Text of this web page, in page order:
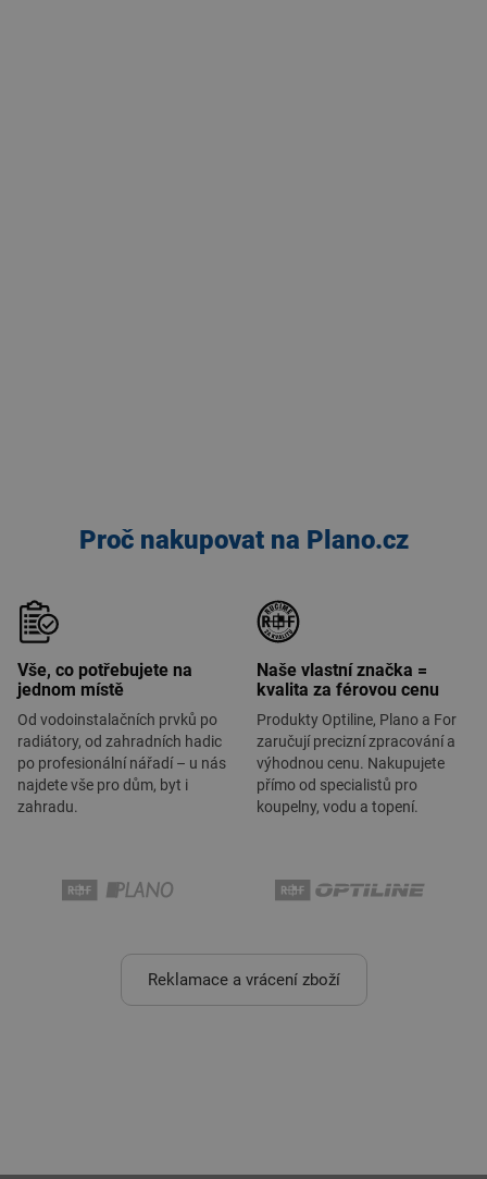
Proč nakupovat na Plano.cz
Vše, co potřebujete na
jednom místě
Od vodoinstalačních prvků po
radiátory, od zahradních hadic
po profesionální nářadí – u nás
najdete vše pro dům, byt i
zahradu.
Naše vlastní značka =
kvalita za férovou cenu
Produkty Optiline, Plano a For
zaručují precizní zpracování a
výhodnou cenu. Nakupujete
přímo od specialistů pro
koupelny, vodu a topení.
Reklamace a vrácení zboží